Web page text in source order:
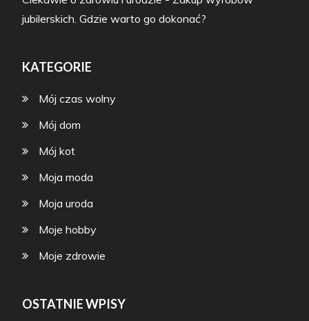
jubilerskich. Gdzie warto go dokonać?
KATEGORIE
Mój czas wolny
Mój dom
Mój kot
Moja moda
Moja uroda
Moje hobby
Moje zdrowie
OSTATNIE WPISY